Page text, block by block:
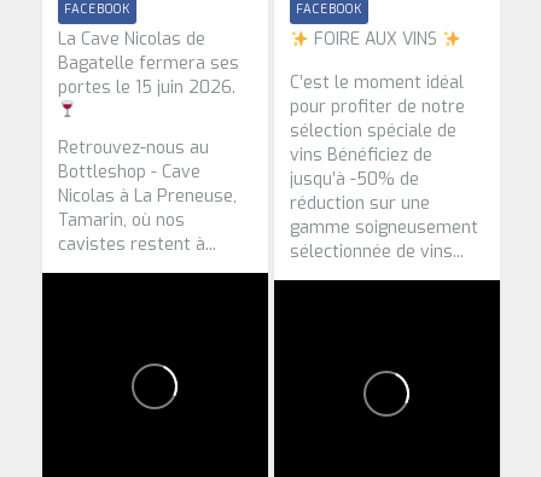
La Cave Nicolas de
Bagatelle fermera ses
portes le 15 juin 2026.
Retrouvez-nous au
Bottleshop - Cave
Nicolas à La Preneuse,
Tamarin, où nos
cavistes restent à...
FACEBOOK
FOIRE AUX VINS
C’est le moment idéal
pour profiter de notre
sélection spéciale de
vins Bénéficiez de
jusqu’à -50% de
réduction sur une
gamme soigneusement
sélectionnée de vins...
FACEBOOK